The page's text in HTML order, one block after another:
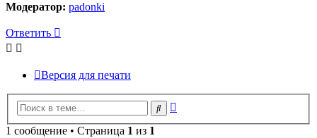
Модератор: padonki
Ответить
Версия для печати
Поиск
1 сообщение • Страница 1 из 1